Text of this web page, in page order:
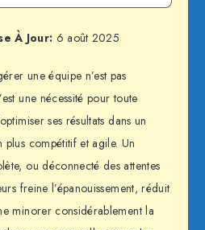
À Jour: 6 août 2025
une équipe n’est pas
une nécessité pour toute
ses résultats dans un
compétitif et agile. Un
ou déconnecté des attentes
freine l’épanouissement, réduit
minorer considérablement la